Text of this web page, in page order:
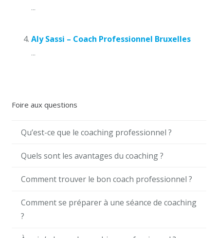
...
Aly Sassi – Coach Professionnel Bruxelles
...
Foire aux questions
Qu’est-ce que le coaching professionnel ?
Quels sont les avantages du coaching ?
Comment trouver le bon coach professionnel ?
Comment se préparer à une séance de coaching
?